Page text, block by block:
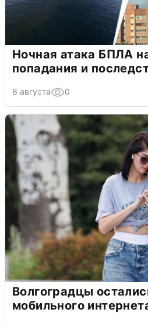
Ночная атака БПЛА
попадания и
6 августа 0
Волгоградцы
мобильного